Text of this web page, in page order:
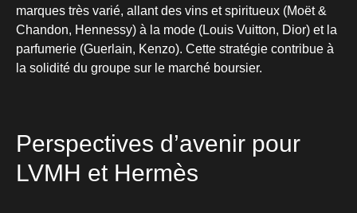
marques très varié, allant des vins et spiritueux (Moët &
Chandon, Hennessy) à la mode (Louis Vuitton, Dior) et la
parfumerie (Guerlain, Kenzo). Cette stratégie contribue à
la solidité du groupe sur le marché boursier.
Perspectives d’avenir pour
LVMH et Hermès